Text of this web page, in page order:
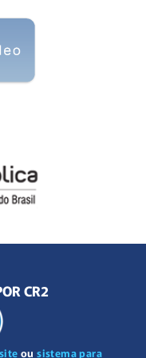
ousistema para
CR2